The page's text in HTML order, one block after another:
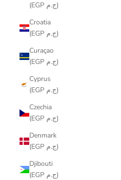
(EGP ج.م)
Croatia
(EGP ج.م)
Curaçao
(EGP ج.م)
Cyprus
(EGP ج.م)
Czechia
(EGP ج.م)
Denmark
(EGP ج.م)
Djibouti
(EGP ج.م)